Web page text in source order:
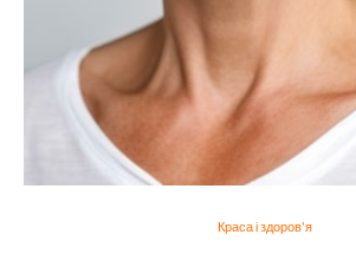
Краса і здоров'я